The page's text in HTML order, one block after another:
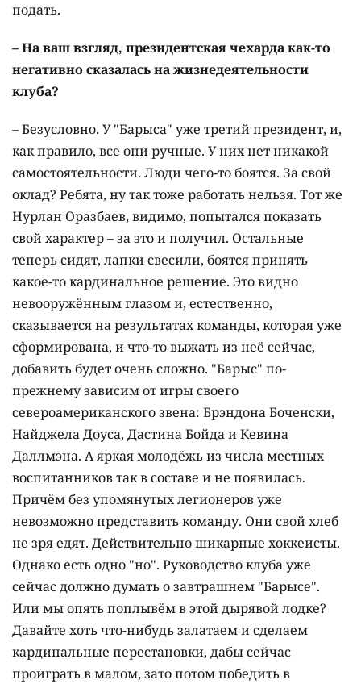
подать.
– На ваш взгляд, президентская чехарда как-то
негативно сказалась на жизнедеятельности
клуба?
– Безусловно. У "Барыса" уже третий президент, и,
как правило, все они ручные. У них нет никакой
самостоятельности. Люди чего-то боятся. За свой
оклад? Ребята, ну так тоже работать нельзя. Тот же
Нурлан Оразбаев, видимо, попытался показать
свой характер – за это и получил. Остальные
теперь сидят, лапки свесили, боятся принять
какое-то кардинальное решение. Это видно
невооружённым глазом и, естественно,
сказывается на результатах команды, которая уже
сформирована, и что-то выжать из неё сейчас,
добавить будет очень сложно. "Барыс" по-
прежнему зависим от игры своего
североамериканского звена: Брэндона Боченски,
Найджела Доуса, Дастина Бойда и Кевина
Даллмэна. А яркая молодёжь из числа местных
воспитанников так в составе и не появилась.
Причём без упомянутых легионеров уже
невозможно представить команду. Они свой хлеб
не зря едят. Действительно шикарные хоккеисты.
Однако есть одно "но". Руководство клуба уже
сейчас должно думать о завтрашнем "Барысе".
Или мы опять поплывём в этой дырявой лодке?
Давайте хоть что-нибудь залатаем и сделаем
кардинальные перестановки, дабы сейчас
проиграть в малом, зато потом победить в